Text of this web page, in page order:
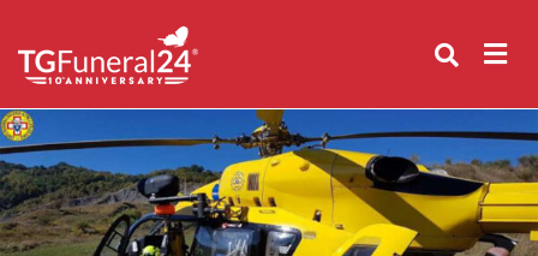
content